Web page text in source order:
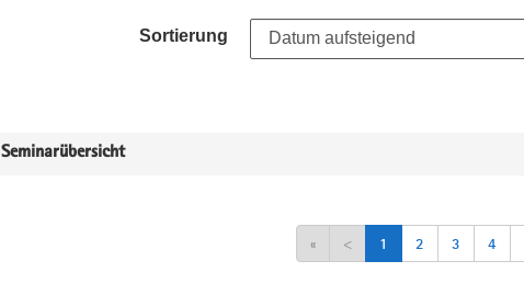
Sortierung
Seminarübersicht
« < 1 2 3 4